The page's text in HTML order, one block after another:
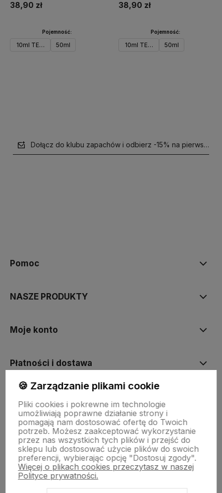
38,90 zł
Pojemność:
10ml TESTER 50ml
38,90 zł
Pojemność:
10ml TESTER 50ml
Dołącz do klubu zapachów i odbierz -15% na pierwsze
Pomoc
NASZE PRODUKTY
Moje konto
Płatności i dostawa
O nas
🍪 Zarządzanie plikami cookie
Pliki cookies i pokrewne im technologie
umożliwiają poprawne działanie strony i
pomagają nam dostosować ofertę do Twoich
potrzeb. Możesz zaakceptować wykorzystanie
przez nas wszystkich tych plików i przejść do
sklepu lub dostosować użycie plików do swoich
preferencji, wybierając opcję "Dostosuj zgody".
Więcej o plikach cookies przeczytasz w naszej
Polityce prywatności.